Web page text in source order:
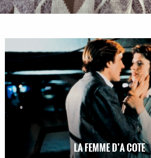
LA FEMME D’A COTE